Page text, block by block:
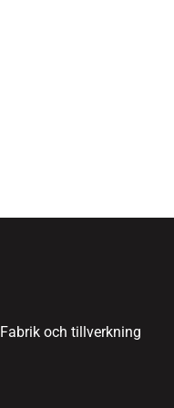
Fabrik och tillverkning